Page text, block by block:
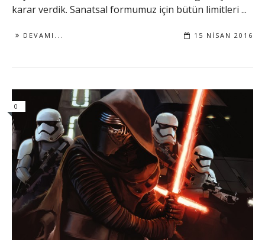
karar verdik. Sanatsal formumuz için bütün limitleri ...
DEVAMI... 15 NISAN 2016
0